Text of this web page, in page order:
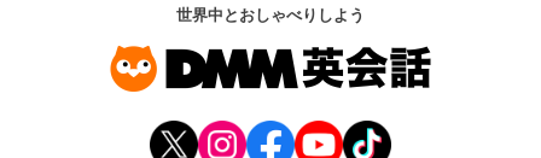
世界中とおしゃべりしよう